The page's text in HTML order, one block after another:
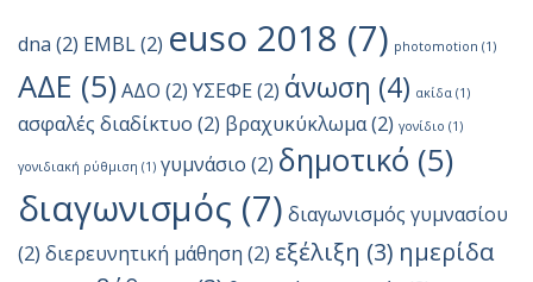
dna (2) EMBL(2) euso 2018 (7) photomotion (1)
ΑΔΕ (5)ΑΔΟ (2) ΥΣΕΦΕ(2) άνωση (4) ακίδα (1)
ασφαλές διαδίκτυο (2) βραχυκύκλωμα(2) γονίδιο (1)
γονιδιακή ρύθμιση (1) γυμνάσιο (2) δημοτικό (5)
διαγωνισμός (7) διαγωνισμός γυμνασίου
(2) διερευνητική μάθηση (2) εξέλιξη (3) ημερίδα